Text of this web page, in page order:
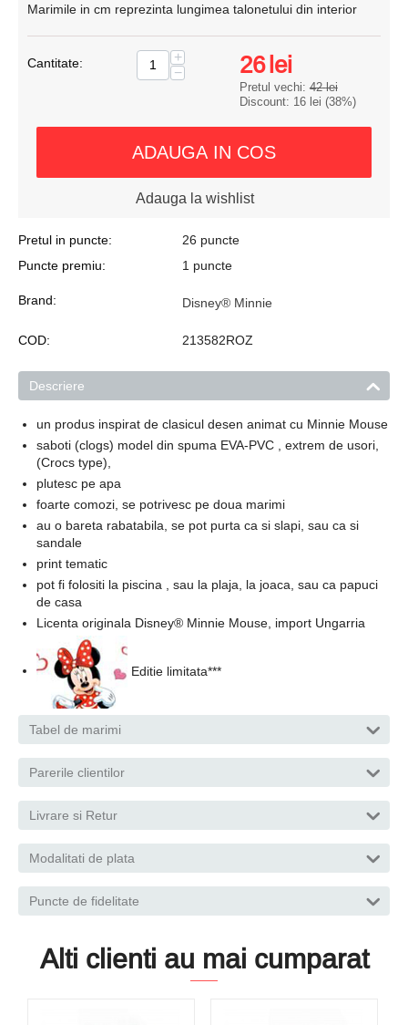
Marimile in cm reprezinta lungimea talonetului din interior
Cantitate:
+
−
26lei
Pretul vechi:42 lei
Discount: 16 lei (38%)
ADAUGA IN COS
Adauga la wishlist
Pretul in puncte:
26 puncte
Puncte premiu:
1 puncte
Brand: Disney® Minnie
COD: 213582ROZ
Descriere
un produs inspirat de clasicul desen animat cu Minnie Mouse
saboti (clogs) model din spuma EVA-PVC , extrem de usori,
(Crocs type),
plutesc pe apa
foarte comozi, se potrivesc pe doua marimi
au o bareta rabatabila, se pot purta ca si slapi, sau ca si
sandale
print tematic
pot fi folositi la piscina , sau la plaja, la joaca, sau ca papuci
de casa
Licenta originala Disney® Minnie Mouse, import Ungarria
Editie limitata***
Tabel de marimi
Parerile clientilor
Livrare si Retur
Modalitati de plata
Puncte de fidelitate
Alti clienti au mai cumparat